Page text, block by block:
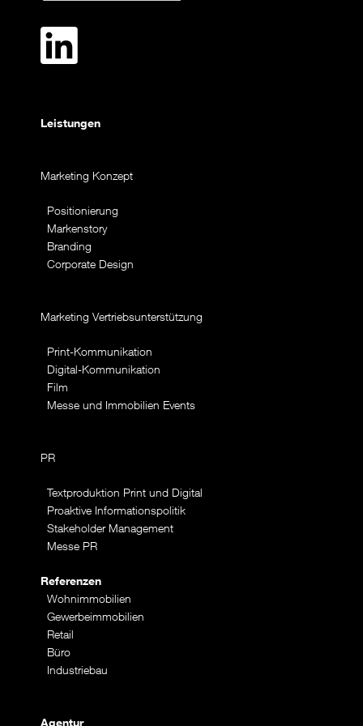
Leistungen
Marketing Konzept
Positionierung
Markenstory
Branding
Corporate Design
Marketing Vertriebsunterstützung
Print-Kommunikation
Digital-Kommunikation
Film
Messe und Immobilien Events
PR
Textproduktion Print und Digital
Proaktive Informationspolitik
Stakeholder Management
Messe PR
Referenzen
Wohnimmobilien
Gewerbeimmobilien
Retail
Büro
Industriebau
Agentur